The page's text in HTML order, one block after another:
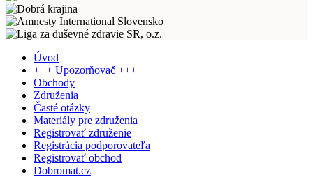
Úvod
+++ Upozorňovač +++
Obchody
Združenia
Časté otázky
Materiály pre združenia
Registrovať združenie
Registrácia podporovateľa
Registrovať obchod
Dobromat.cz